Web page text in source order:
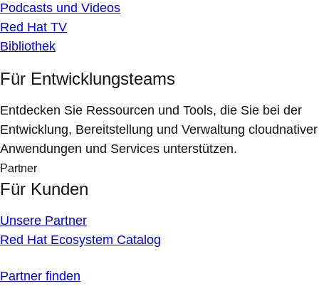
Podcasts und Videos
Red Hat TV
Bibliothek
Für Entwicklungsteams
Entdecken Sie Ressourcen und Tools, die Sie bei der
Entwicklung, Bereitstellung und Verwaltung cloudnativer
Anwendungen und Services unterstützen.
Partner
Für Kunden
Unsere Partner
Red Hat Ecosystem Catalog
Partner finden